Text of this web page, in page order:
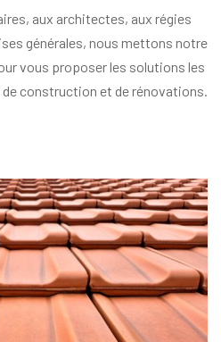
aux architectes, aux régies
générales, nous mettons notre
vous proposer les solutions les
construction et de rénovations.